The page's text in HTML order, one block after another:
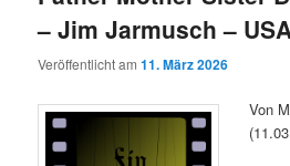
– Jim Jarmusch –
Veröffentlicht am11. März 2026
Von